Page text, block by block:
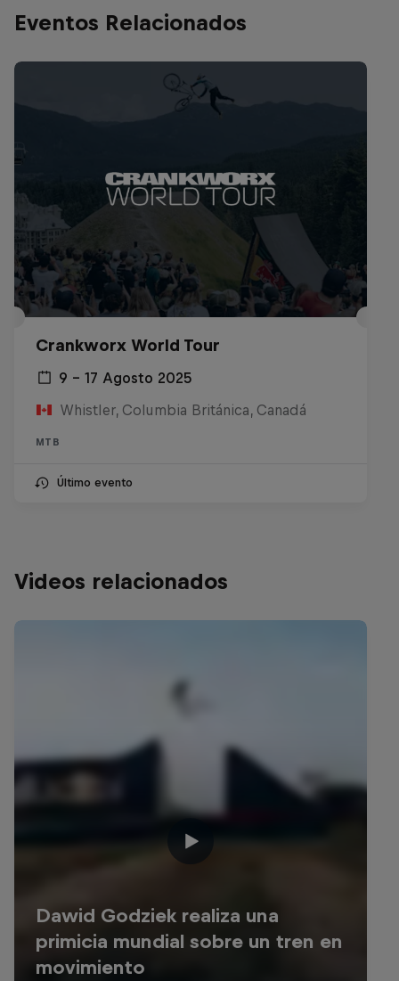
Eventos Relacionados
Crankworx World Tour
9 – 17 Agosto 2025
Whistler, Columbia Británica, Canadá
MTB
Último evento
Videos relacionados